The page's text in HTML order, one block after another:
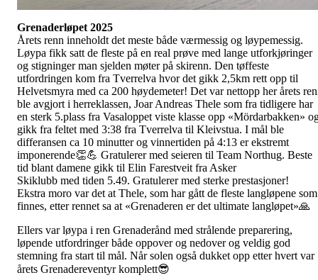
Grenaderløpet 2025
Årets renn inneholdt det meste både værmessig og løypemessig.
Løypa fikk satt de fleste på en real prøve med lange utforkjøringer
og stigninger man sjelden møter på skirenn. Den tøffeste
utfordringen kom fra Tverrelva hvor det gikk 2,5km rett opp til
Helvetsmyra med ca 200 høydemeter! Det var nettopp her årets
ble avgjort i herreklassen, Joar Andreas Thele som fra tidligere har
en sterk 5.plass fra Vasaloppet viste klasse opp «Mördarbakken»
gikk fra feltet med 3:38 fra Tverrelva til Kleivstua. I mål ble
differansen ca 10 minutter og vinnertiden på 4:13 er ekstremt
imponerende👏💪 Gratulerer med seieren til Team Northug. Beste
tid blant damene gikk til Elin Farestveit fra Asker
Skiklubb med tiden 5.49. Gratulerer med sterke prestasjoner!
Ekstra moro var det at Thele, som har gått de fleste langløpene som
finnes, etter rennet sa at «Grenaderen er det ultimate langløpet»🙏
Ellers var løypa i ren Grenaderånd med strålende preparering,
løpende utfordringer både oppover og nedover og veldig god
stemning fra start til mål. Når solen også dukket opp etter hvert var
årets Grenadereventyr komplett😎